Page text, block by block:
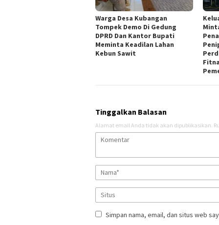
Warga Desa Kubangan
Tompek Demo Di Gedung
DPRD Dan Kantor Bupati
Meminta Keadilan Lahan
Kebun Sawit
Tinggalkan Balasan
Alamat email Anda tidak akan dipublikasikan.
Simpan nama, email, dan situs web